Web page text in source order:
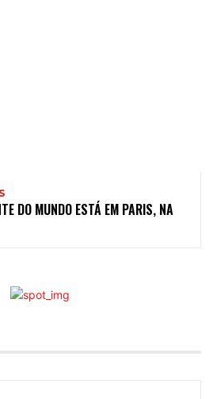
DO MUNDO ESTÁ EM PARIS, NA